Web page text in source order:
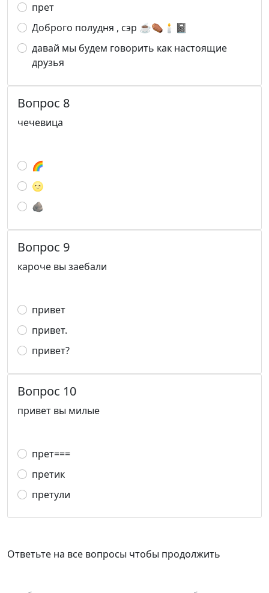
прет
Доброго полудня , сэр ☕️⚰️🕯️📓
давай мы будем говорить как настоящие
друзья
Вопрос 8
чечевица
🌈
🌝
🪨
Вопрос 9
кароче вы заебали
привет
привет.
привет?
Вопрос 10
привет вы милые
прет===
претик
претули
Ответьте на все вопросы чтобы продолжить